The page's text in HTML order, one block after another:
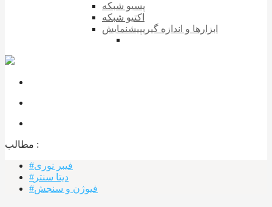
پسیو شبکه
اکتیو شبکه
ابزارها و اندازه گیریپیشنمایش
مطالب :‌
#فیبر نوری
#دیتا سنتر
#فیوژن و سنجش